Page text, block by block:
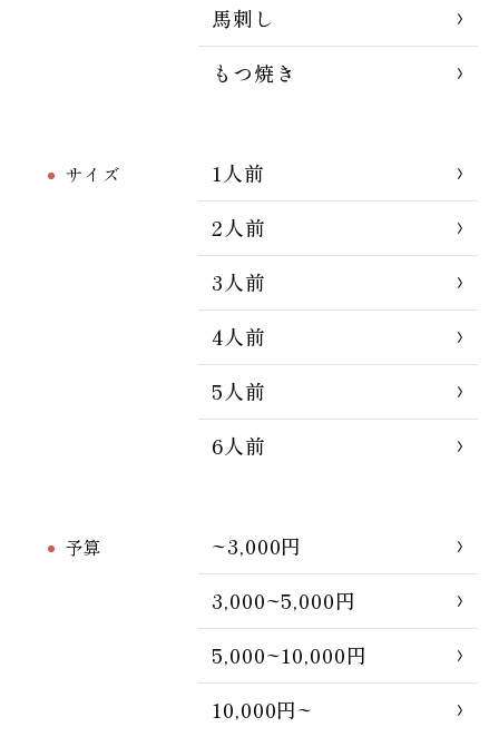
馬刺し
もつ焼き
サイズ
1人前
2人前
3人前
4人前
5人前
6人前
予算
~3,000円
3,000~5,000円
5,000~10,000円
10,000円~